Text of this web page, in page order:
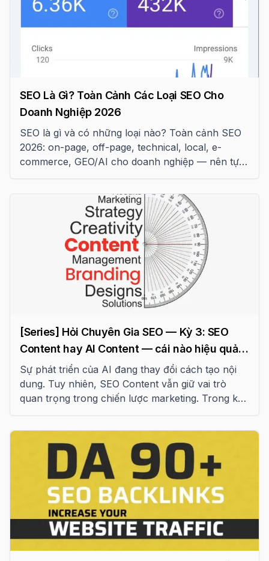
SEO Là Gì? Toàn Cảnh Các Loại SEO Cho
Doanh Nghiệp 2026
SEO là gì và có những loại nào? Toàn cảnh SEO
2026: on-page, off-page, technical, local, e-
commerce, GEO/AI cho doanh nghiệp — nên tự
[Series] Hỏi Chuyên Gia SEO — Kỳ 3: SEO
Content hay AI Content — cái nào hiệu quả
2026
Sự phát triển của AI đang thay đổi cách tạo nội
dung. Tuy nhiên, SEO Content vẫn giữ vai trò
quan trọng trong chiến lược marketing. Trong kỳ